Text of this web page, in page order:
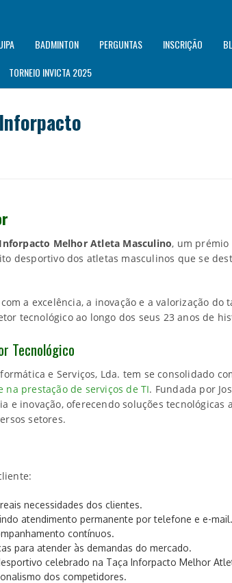
BADMINTON PERGUNTAS INSCRIÇÃO
TORNEIO INVICTA 2025
Melhor Atleta Masculino, um prémio
desportivo dos atletas masculinos que se
a excelência, a inovação e a valorização do
tecnológico ao longo dos seus 23 anos de
Tecnológico
e Serviços, Lda. tem se consolidado
prestação de serviços de TI. Fundada por
e inovação, oferecendo soluções tecnológicas
setores.
necessidades dos clientes.
atendimento permanente por telefone e e-mail.
contínuos.
para atender às demandas do mercado.
celebrado na Taça Inforpacto Melhor
dos competidores.